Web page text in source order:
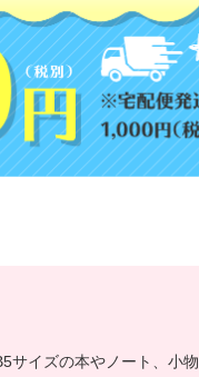
サイズの本やノート、小物